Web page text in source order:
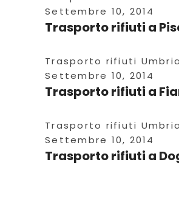
Settembre 10, 2014
Trasporto rifiuti a
Trasporto rifiuti Umbria
Settembre 10, 2014
Trasporto rifiuti a
Trasporto rifiuti Umbria
Settembre 10, 2014
Trasporto rifiuti a